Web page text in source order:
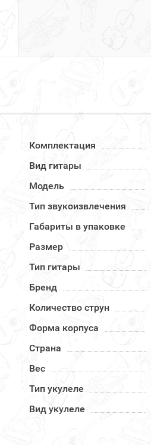
Комплектация
Вид гитары
Модель
Тип звукоизвлечения
Габариты в упаковке
Размер
Тип гитары
Бренд
Количество струн
Форма корпуса
Страна
Вес
Тип укулеле
Вид укулеле